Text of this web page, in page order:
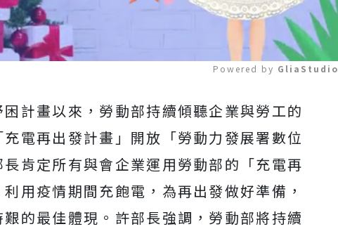
Mute
Powered by
計畫以來，勞動部持續傾聽企業與勞工的
電再出發計畫」開放「勞動力發展署數位
肯定所有與會企業運用勞動部的「充電再
用疫情期間充飽電，為再出發做好準備，
的最佳體現。許部長強調，勞動部將持續